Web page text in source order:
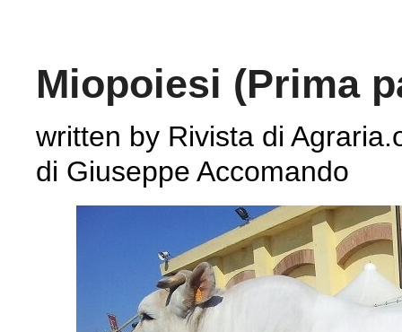
Miopoiesi (Prima
written by Rivista di
di Giuseppe Accomando